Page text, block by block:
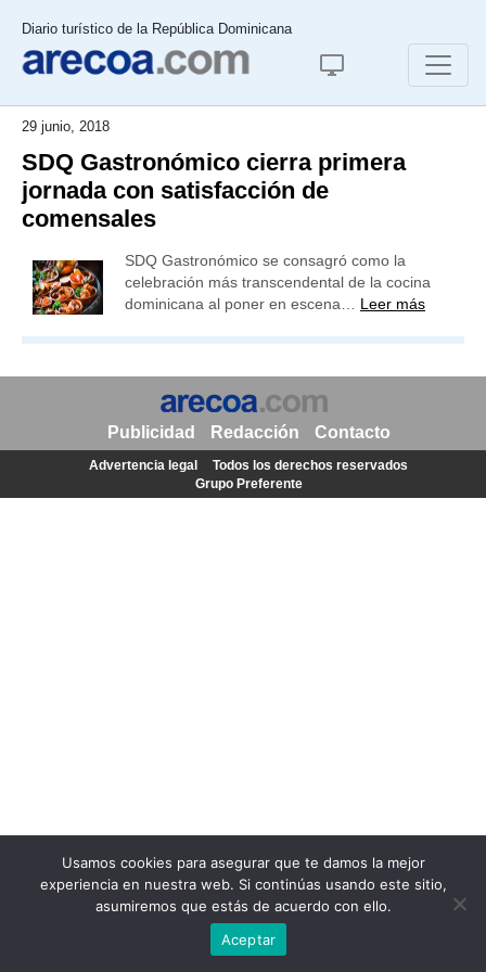
Diario turístico de la República Dominicana
29 junio, 2018
SDQ Gastronómico cierra primera
jornada con satisfacción de
comensales
SDQ Gastronómico se consagró como la
celebración más transcendental de la cocina
dominicana al poner en escena… Leer más
Usamos cookies para asegurar que te damos la mejor
experiencia en nuestra web. Si continúas usando este sitio,
asumiremos que estás de acuerdo con ello.
Aceptar
Publicidad Redacción Contacto
Advertencia legal
Todos los derechos reservados
Grupo Preferente